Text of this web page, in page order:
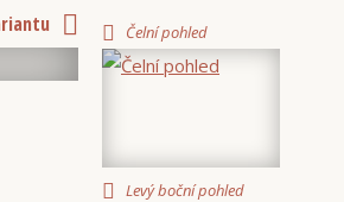
Čelní pohled
Levý boční pohled